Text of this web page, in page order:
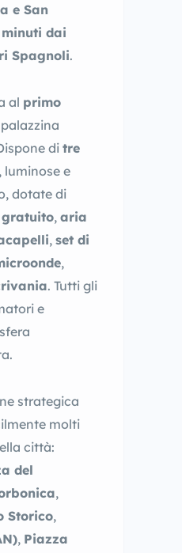
e San
minuti dai
Spagnoli.
al primo
di tre
, luminose e
dotate di
, aria
, set di
,
. Tutti gli
e
strategica
molti
città:
del
,
Storico,
, Piazza